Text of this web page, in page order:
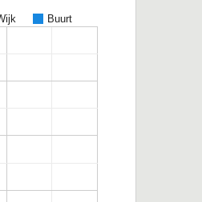
Buurt